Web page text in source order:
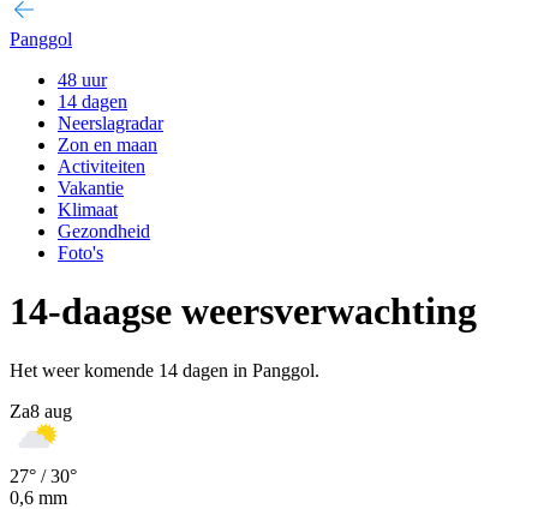
Panggol
48 uur
14 dagen
Neerslagradar
Zon en maan
Activiteiten
Vakantie
Klimaat
Gezondheid
Foto's
14-daagse weersverwachting
Het weer komende 14 dagen in Panggol.
Za8 aug
27° /30°
0,6 mm